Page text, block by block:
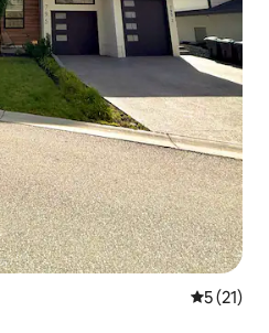
5 af 5 í
5 (21)